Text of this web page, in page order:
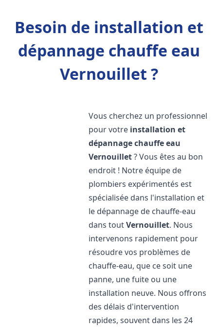
Besoin de installation et
dépannage chauffe eau
Vernouillet ?
Vous cherchez un professionnel
pour votre installation et
dépannage chauffe eau
Vernouillet? Vous êtes au bon
endroit ! Notre équipe de
plombiers expérimentés est
spécialisée dans l'installation et
le dépannage de chauffe-eau
dans toutVernouillet. Nous
intervenons rapidement pour
résoudre vos problèmes de
chauffe-eau, que ce soit une
panne, une fuite ou une
installation neuve. Nous offrons
des délais d'intervention
rapides, souvent dans les 24